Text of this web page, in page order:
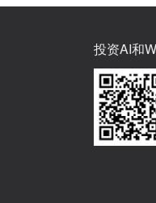
投资AI和